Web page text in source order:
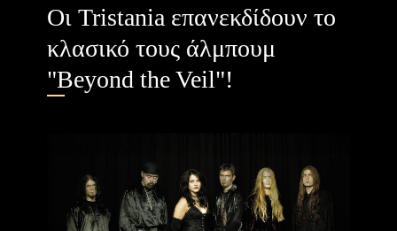
Οι Tristania επανεκδίδουν το
κλασικό τους άλμπουμ
"Beyond the Veil"!